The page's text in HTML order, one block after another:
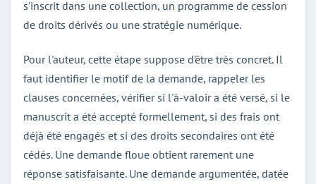
s'inscrit dans une collection, un programme de cession
de droits dérivés ou une stratégie numérique.
Pour l'auteur, cette étape suppose d'être très concret. Il
faut identifier le motif de la demande, rappeler les
clauses concernées, vérifier si l'à-valoir a été versé, si le
manuscrit a été accepté formellement, si des frais ont
déjà été engagés et si des droits secondaires ont été
cédés. Une demande floue obtient rarement une
réponse satisfaisante. Une demande argumentée, datée